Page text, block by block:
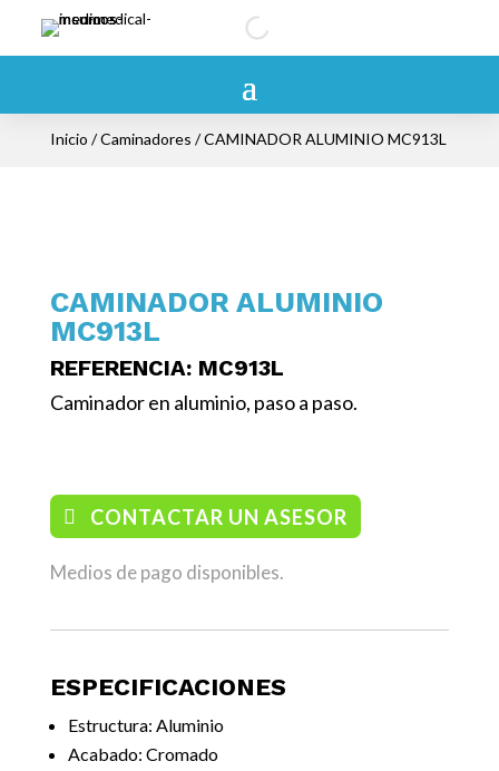
Inicio /Caminadores / CAMINADOR ALUMINIO MC913L
CAMINADOR ALUMINIO
MC913L
REFERENCIA: MC913L
Caminador en aluminio, paso a paso.
CONTACTAR UN ASESOR
Medios de pago disponibles.
ESPECIFICACIONES
Estructura: Aluminio
Acabado: Cromado